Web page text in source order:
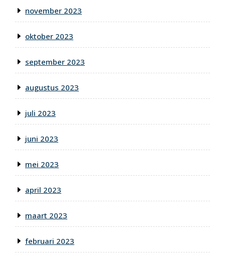
november 2023
oktober 2023
september 2023
augustus 2023
juli 2023
juni 2023
mei 2023
april 2023
maart 2023
februari 2023